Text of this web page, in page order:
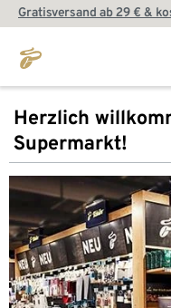
Gratisversand ab 29 € &
Herzlich
Supermarkt!